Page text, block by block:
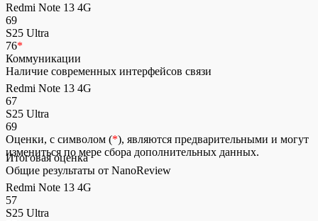
Redmi Note 13 4G
69
S25 Ultra
76*
Коммуникации
Наличие современных интерфейсов связи
Redmi Note 13 4G
67
S25 Ultra
69
Оценки, с символом (*), являются предварительными и могут
измениться по мере сбора дополнительных данных.
Итоговая оценка
Общие результаты от NanoReview
Redmi Note 13 4G
57
S25 Ultra